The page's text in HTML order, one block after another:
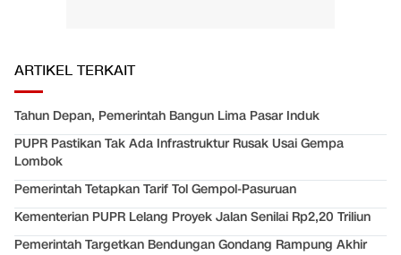
ARTIKEL TERKAIT
Tahun Depan, Pemerintah Bangun Lima Pasar Induk
PUPR Pastikan Tak Ada Infrastruktur Rusak Usai Gempa
Lombok
Pemerintah Tetapkan Tarif Tol Gempol-Pasuruan
Kementerian PUPR Lelang Proyek Jalan Senilai Rp2,20 Triliun
Pemerintah Targetkan Bendungan Gondang Rampung Akhir